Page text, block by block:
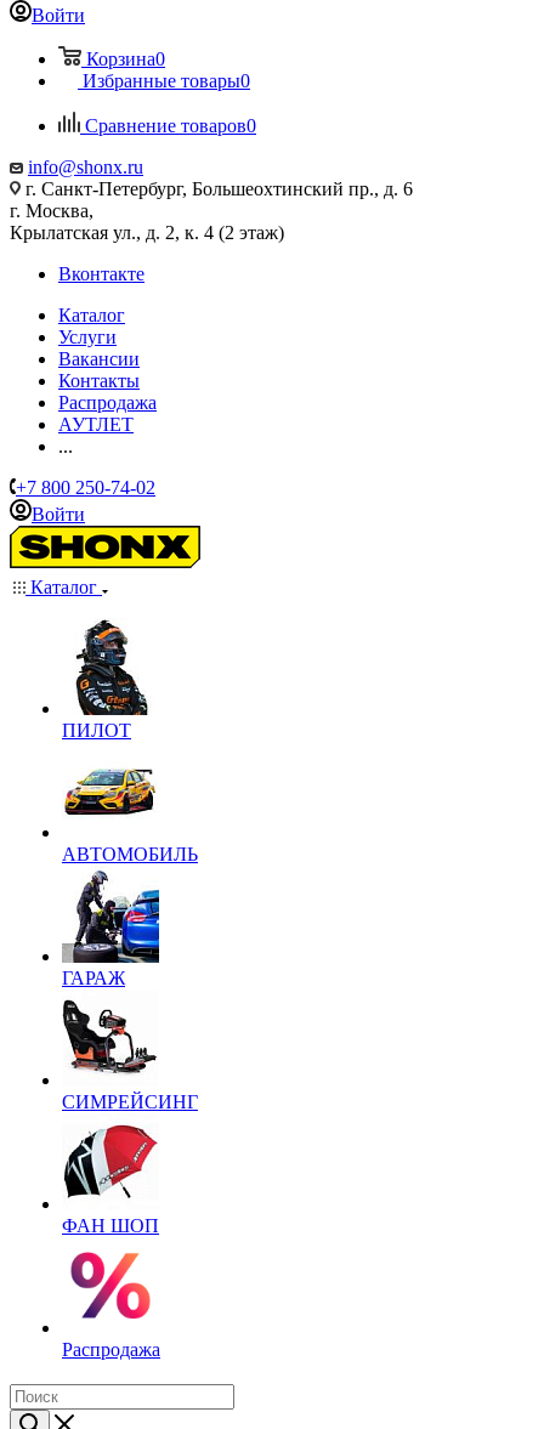
Войти
Корзина0
Избранные товары0
Сравнение товаров0
info@shonx.ru
г. Санкт-Петербург, Большеохтинский пр., д. 6
г. Москва,
Крылатская ул., д. 2, к. 4 (2 этаж)
Вконтакте
Каталог
Услуги
Вакансии
Контакты
Распродажа
АУТЛЕТ
...
+7 800 250-74-02
Войти
Каталог
ПИЛОТ
АВТОМОБИЛЬ
ГАРАЖ
СИМРЕЙСИНГ
ФАН ШОП
Распродажа